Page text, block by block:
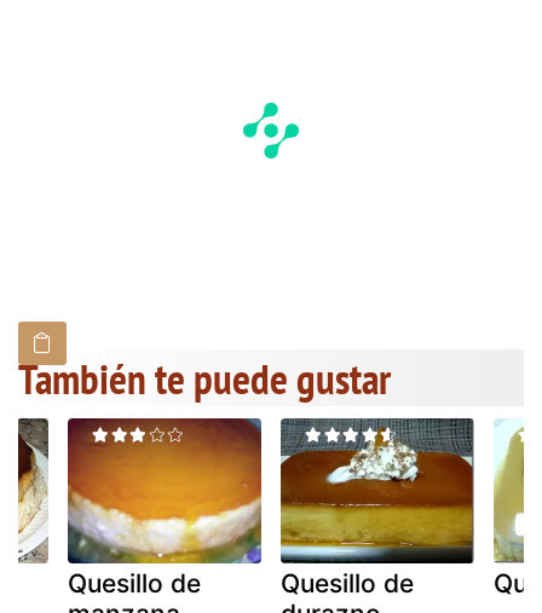
También te puede gustar
Quesillo de
Quesillo de